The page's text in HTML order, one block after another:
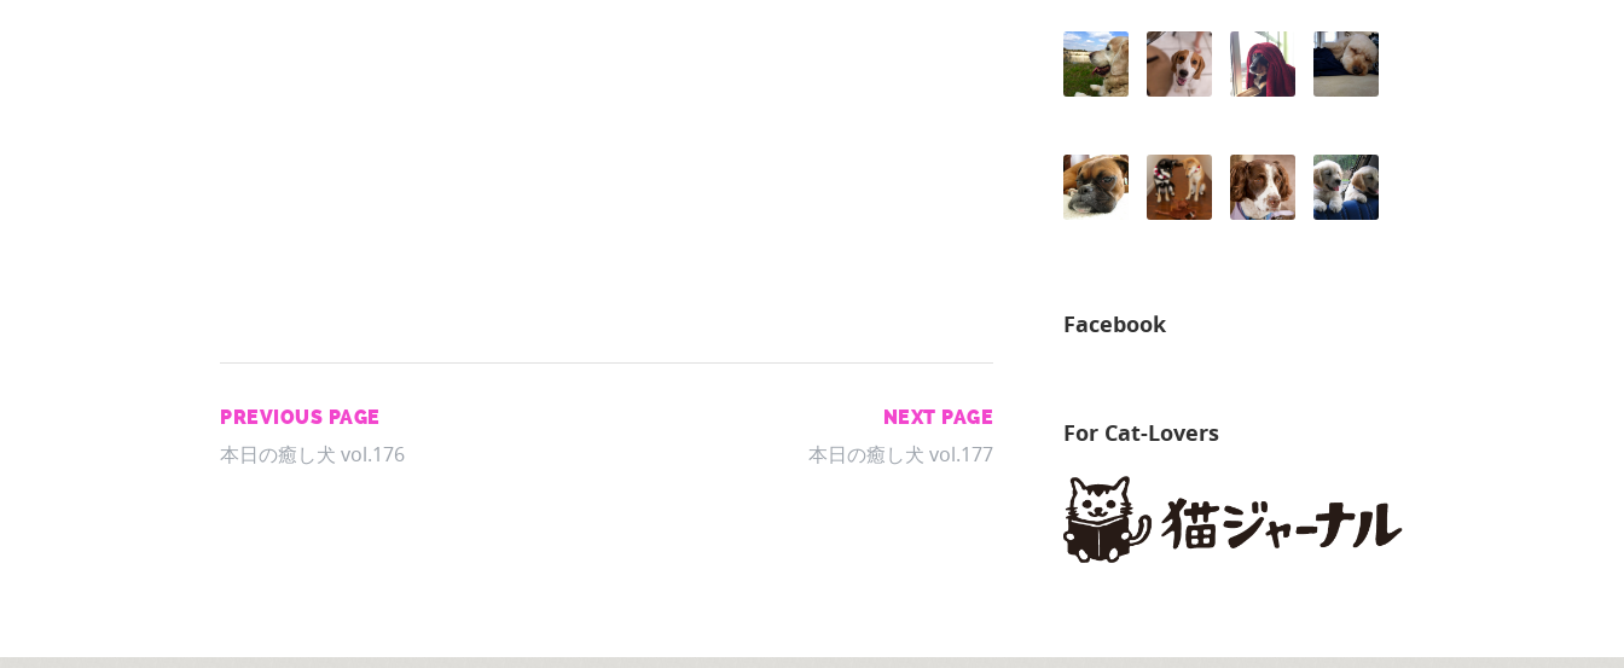
PREVIOUS PAGE
本日の癒し犬 vol.176
NEXT PAGE
本日の癒し犬 vol.177
Facebook
For Cat-Lovers